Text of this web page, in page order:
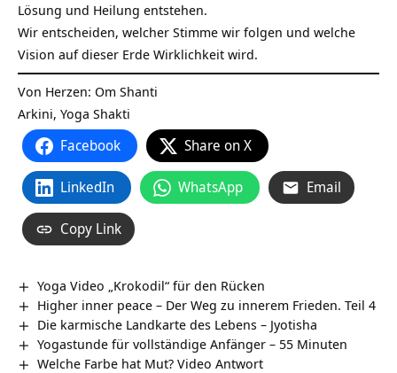
Lösung und Heilung entstehen.
Wir entscheiden, welcher Stimme wir folgen und welche
Vision auf dieser Erde Wirklichkeit wird.
Von Herzen: Om Shanti
Arkini, Yoga Shakti
Facebook Share on X
LinkedIn WhatsApp Email
Copy Link
Yoga Video „Krokodil“ für den Rücken
Higher inner peace – Der Weg zu innerem Frieden. Teil 4
Die karmische Landkarte des Lebens – Jyotisha
Yogastunde für vollständige Anfänger – 55 Minuten
Welche Farbe hat Mut? Video Antwort